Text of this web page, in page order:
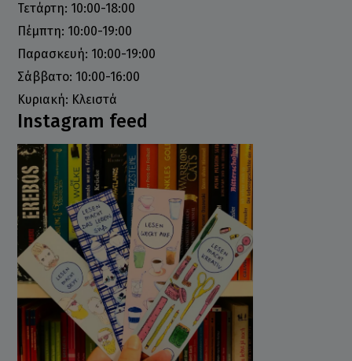
Τετάρτη: 10:00-18:00
Πέμπτη: 10:00-19:00
Παρασκευή: 10:00-19:00
Σάββατο: 10:00-16:00
Κυριακή: Κλειστά
Instagram feed